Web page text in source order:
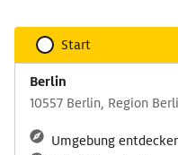
Start
Berlin
10557 Berlin, Region
Umgebung